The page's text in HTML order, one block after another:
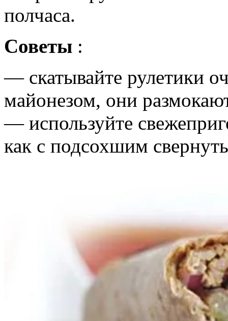
полчаса.
Советы :
— скатывайте рулетики
майонезом, они
— используйте
как с подсохшим